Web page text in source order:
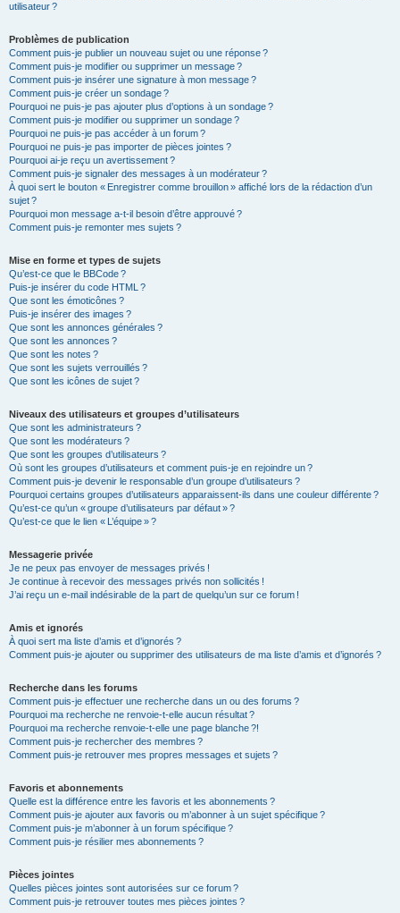
utilisateur ?
Problèmes de publication
Comment puis-je publier un nouveau sujet ou une réponse ?
Comment puis-je modifier ou supprimer un message ?
Comment puis-je insérer une signature à mon message ?
Comment puis-je créer un sondage ?
Pourquoi ne puis-je pas ajouter plus d’options à un sondage ?
Comment puis-je modifier ou supprimer un sondage ?
Pourquoi ne puis-je pas accéder à un forum ?
Pourquoi ne puis-je pas importer de pièces jointes ?
Pourquoi ai-je reçu un avertissement ?
Comment puis-je signaler des messages à un modérateur ?
À quoi sert le bouton « Enregistrer comme brouillon » affiché lors de la rédaction d’un
sujet ?
Pourquoi mon message a-t-il besoin d’être approuvé ?
Comment puis-je remonter mes sujets ?
Mise en forme et types de sujets
Qu’est-ce que le BBCode ?
Puis-je insérer du code HTML ?
Que sont les émoticônes ?
Puis-je insérer des images ?
Que sont les annonces générales ?
Que sont les annonces ?
Que sont les notes ?
Que sont les sujets verrouillés ?
Que sont les icônes de sujet ?
Niveaux des utilisateurs et groupes d’utilisateurs
Que sont les administrateurs ?
Que sont les modérateurs ?
Que sont les groupes d’utilisateurs ?
Où sont les groupes d’utilisateurs et comment puis-je en rejoindre un ?
Comment puis-je devenir le responsable d’un groupe d’utilisateurs ?
Pourquoi certains groupes d’utilisateurs apparaissent-ils dans une couleur différente ?
Qu’est-ce qu’un « groupe d’utilisateurs par défaut » ?
Qu’est-ce que le lien « L’équipe » ?
Messagerie privée
Je ne peux pas envoyer de messages privés !
Je continue à recevoir des messages privés non sollicités !
J’ai reçu un e-mail indésirable de la part de quelqu’un sur ce forum !
Amis et ignorés
À quoi sert ma liste d’amis et d’ignorés ?
Comment puis-je ajouter ou supprimer des utilisateurs de ma liste d’amis et d’ignorés ?
Recherche dans les forums
Comment puis-je effectuer une recherche dans un ou des forums ?
Pourquoi ma recherche ne renvoie-t-elle aucun résultat ?
Pourquoi ma recherche renvoie-t-elle une page blanche ?!
Comment puis-je rechercher des membres ?
Comment puis-je retrouver mes propres messages et sujets ?
Favoris et abonnements
Quelle est la différence entre les favoris et les abonnements ?
Comment puis-je ajouter aux favoris ou m’abonner à un sujet spécifique ?
Comment puis-je m’abonner à un forum spécifique ?
Comment puis-je résilier mes abonnements ?
Pièces jointes
Quelles pièces jointes sont autorisées sur ce forum ?
Comment puis-je retrouver toutes mes pièces jointes ?